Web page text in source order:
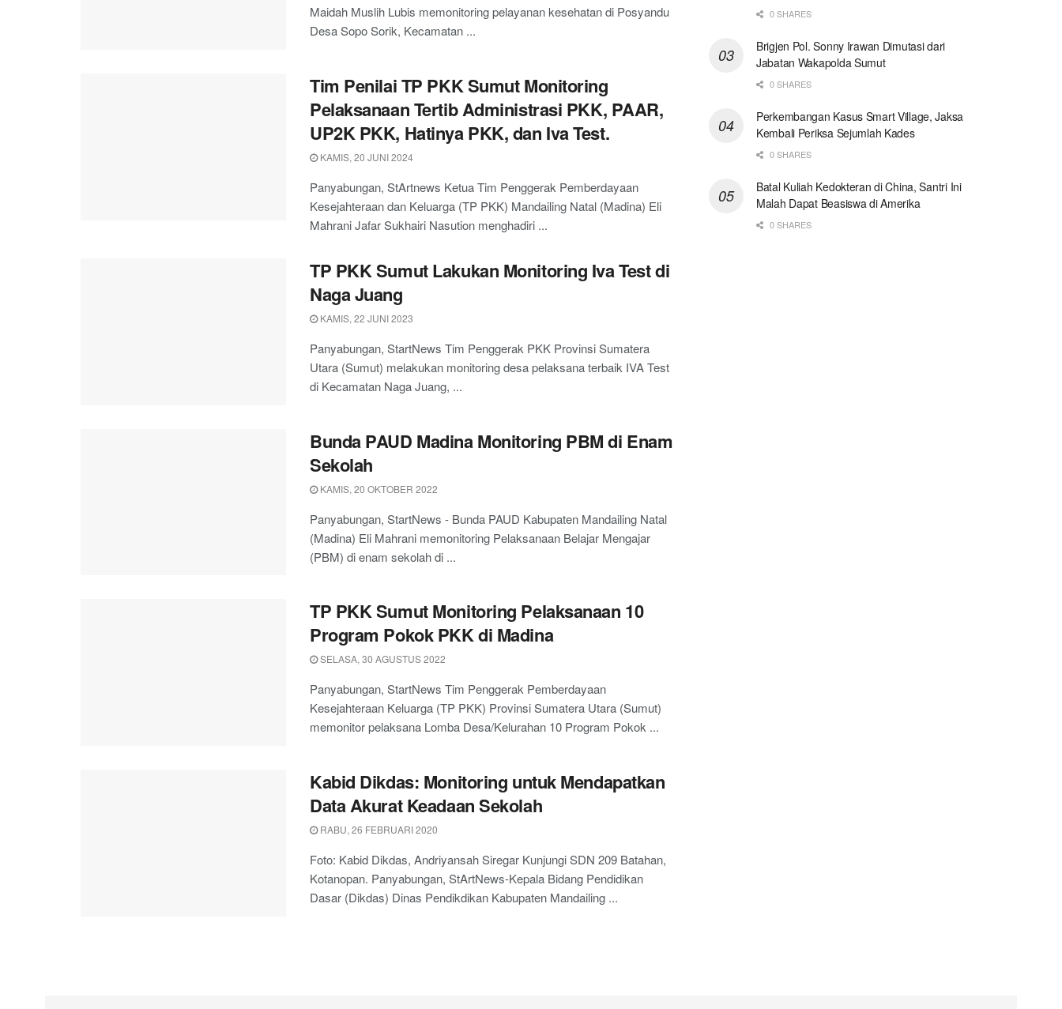
Maidah Muslih Lubis memonitoring pelayanan kesehatan di Posyandu
Desa Sopo Sorik, Kecamatan ...
Tim Penilai TP PKK Sumut Monitoring
Pelaksanaan Tertib Administrasi PKK, PAAR,
UP2K PKK, Hatinya PKK, dan Iva Test.
KAMIS, 20 JUNI 2024
Panyabungan, StArtnews Ketua Tim Penggerak Pemberdayaan
Kesejahteraan dan Keluarga (TP PKK) Mandailing Natal (Madina) Eli
Mahrani Jafar Sukhairi Nasution menghadiri ...
TP PKK Sumut Lakukan Monitoring Iva Test di
Naga Juang
KAMIS, 22 JUNI 2023
Panyabungan, StartNews Tim Penggerak PKK Provinsi Sumatera
Utara (Sumut) melakukan monitoring desa pelaksana terbaik IVA Test
di Kecamatan Naga Juang, ...
Bunda PAUD Madina Monitoring PBM di Enam
Sekolah
KAMIS, 20 OKTOBER 2022
Panyabungan, StartNews - Bunda PAUD Kabupaten Mandailing Natal
(Madina) Eli Mahrani memonitoring Pelaksanaan Belajar Mengajar
(PBM) di enam sekolah di ...
TP PKK Sumut Monitoring Pelaksanaan 10
Program Pokok PKK di Madina
SELASA, 30 AGUSTUS 2022
Panyabungan, StartNews Tim Penggerak Pemberdayaan
Kesejahteraan Keluarga (TP PKK) Provinsi Sumatera Utara (Sumut)
memonitor pelaksana Lomba Desa/Kelurahan 10 Program Pokok ...
Kabid Dikdas: Monitoring untuk Mendapatkan
Data Akurat Keadaan Sekolah
RABU, 26 FEBRUARI 2020
Foto: Kabid Dikdas, Andriyansah Siregar Kunjungi SDN 209 Batahan,
Kotanopan. Panyabungan, StArtNews-Kepala Bidang Pendidikan
Dasar (Dikdas) Dinas Pendikdikan Kabupaten Mandailing ...
0 SHARES
Brigjen Pol. Sonny Irawan Dimutasi dari
Jabatan Wakapolda Sumut
0 SHARES
Perkembangan Kasus Smart Village, Jaksa
Kembali Periksa Sejumlah Kades
0 SHARES
Batal Kuliah Kedokteran di China, Santri Ini
Malah Dapat Beasiswa di Amerika
0 SHARES